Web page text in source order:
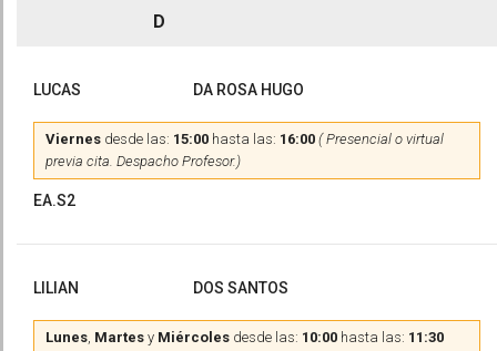
D
LUCAS DA ROSA HUGO
Viernes desde las: 15:00 hasta las: 16:00 ( Presencial o virtual
previa cita. Despacho Profesor.)
EA.S2
LILIAN DOS SANTOS
Lunes, Martes y Miércoles desde las: 10:00 hasta las: 11:30